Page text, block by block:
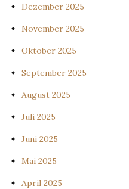
Dezember 2025
November 2025
Oktober 2025
September 2025
August 2025
Juli 2025
Juni 2025
Mai 2025
April 2025